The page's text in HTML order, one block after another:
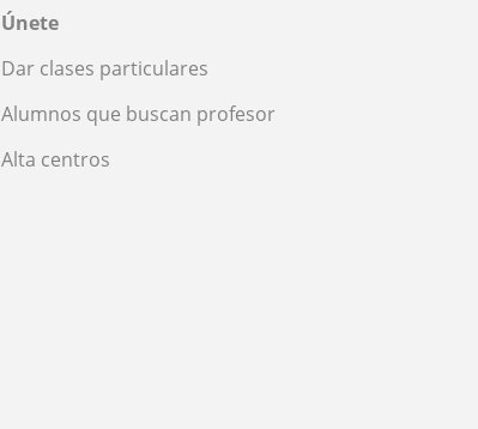
Únete
Dar clases particulares
Alumnos que buscan profesor
Alta centros